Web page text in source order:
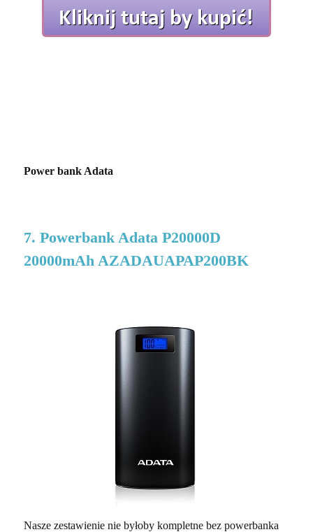
Power bank Adata
7. Powerbank Adata P20000D
20000mAh AZADAUAPAP200BK
Nasze zestawienie nie byłoby kompletne bez powerbanka